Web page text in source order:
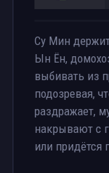
Су Мин
Ын Ён,
выбивать из
подозревая,
раздражает,
накрывают с
или придётся